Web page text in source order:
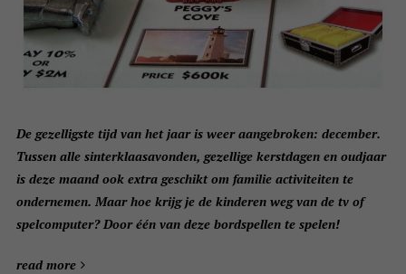
De gezelligste tijd van het jaar is weer aangebroken: december.
Tussen alle sinterklaasavonden, gezellige kerstdagen en oudjaar
is deze maand ook extra geschikt om familie activiteiten te
ondernemen. Maar hoe krijg je de kinderen weg van de tv of
spelcomputer? Door één van deze bordspellen te spelen!
read more